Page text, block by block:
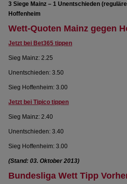
3 Siege Mainz – 1 Unentschieden
Hoffenheim
Wett-Quoten Mainz gegen
Jetzt bei Bet365 tippen
Sieg Mainz: 2.25
Unentschieden: 3.50
Sieg Hoffenheim: 3.00
Jetzt bei Tipico tippen
Sieg Mainz: 2.40
Unentschieden: 3.40
Sieg Hoffenheim: 3.00
(Stand: 03. Oktober 2013)
Bundesliga Wett Tipp